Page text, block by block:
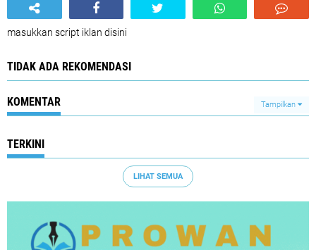
masukkan script iklan disini
TIDAK ADA REKOMENDASI
KOMENTAR Tampilkan
TERKINI
LIHAT SEMUA